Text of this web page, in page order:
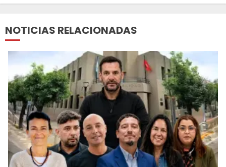
NOTICIAS RELACIONADAS